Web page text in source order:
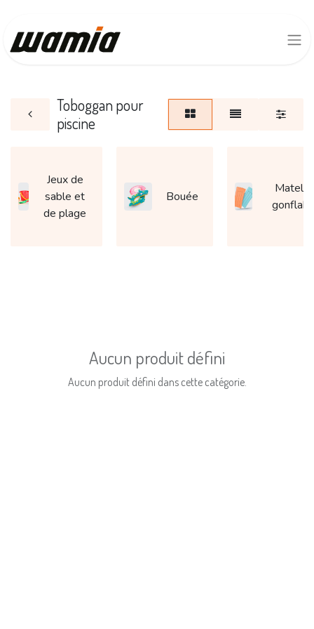
Toboggan pour
piscine
Jeux de
sable et
de plage
Bouée
Aucun produit défini
Aucun produit défini dans cette catégorie.